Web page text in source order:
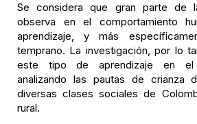
Se considera que gran parte de
observa en el comportamiento
aprendizaje, y más
temprano. La investigación, por lo
este tipo de aprendizaje en el
analizando las pautas de crianza
diversas clases sociales de
rural.